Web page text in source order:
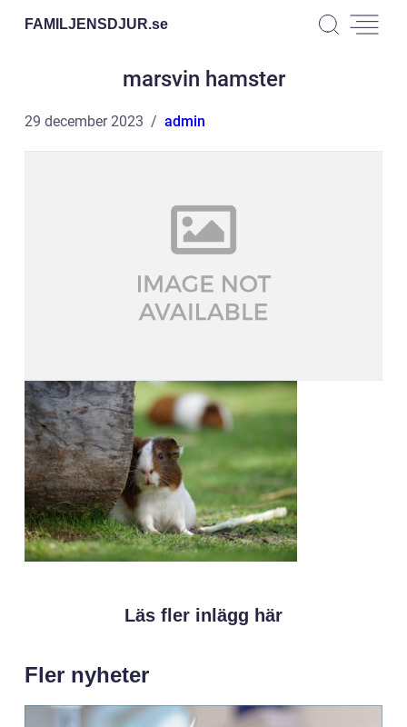
FAMILJENSDJUR.se
marsvin hamster
29 december 2023 admin
Läs fler inlägg här
Fler nyheter